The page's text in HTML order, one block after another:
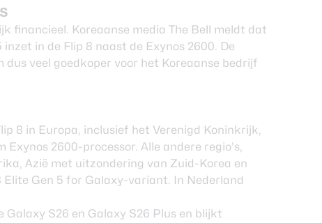
financieel. Koreaanse media The Bell meldt dat
inzet in de Flip 8 naast de Exynos 2600. De
dus veel goedkoper voor het Koreaanse bedrijf
8 in Europa, inclusief het Verenigd Koninkrijk,
2600-processor. Alle andere regio’s,
Azië met uitzondering van Zuid-Korea en
Gen 5 for Galaxy-variant. In Nederland
S26 en Galaxy S26 Plus en blijkt